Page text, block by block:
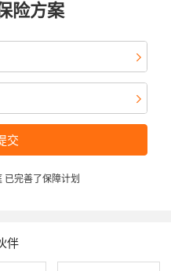
险方案
交
已完善了保障计划
伴